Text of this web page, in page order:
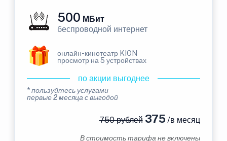
500 МБит
беспроводной интернет
онлайн-кинотеатр KION
просмотр на 5 устройствах
по акции выгоднее
* пользуйтесь услугами
первые 2 месяца с выгодой
750 рублей375 /в месяц
В стоимость тарифа не включены